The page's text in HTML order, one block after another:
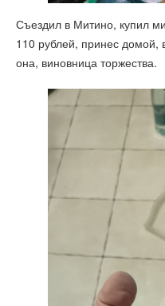
Съездил в Митино, купил
110 рублей, принес
она, виновница торжества.